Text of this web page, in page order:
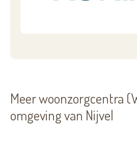
Meer woonzorgcentra
omgeving van Nijvel